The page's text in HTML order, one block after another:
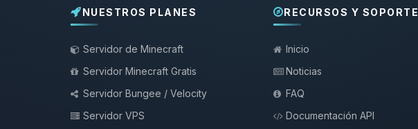
NUESTROS PLANES
Servidor de Minecraft
Servidor Minecraft Gratis
Servidor Bungee / Velocity
Servidor VPS
RECURSOS Y SOPORTE
Inicio
Noticias
FAQ
Documentación API